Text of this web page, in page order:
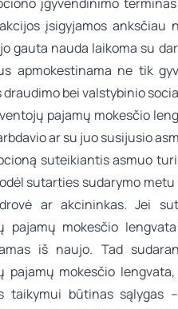
įsigyjamos
gauta nauda laikoma su
apmokestinama ne tik
draudimo bei valstybinio
pajamų mokesčio
ar su juo susijusio
suteikiantis asmuo
sutarties sudarymo
ar akcininkas. Jei
pajamų mokesčio
iš naujo. Tad
pajamų mokesčio
taikymui būtinas sąlygas